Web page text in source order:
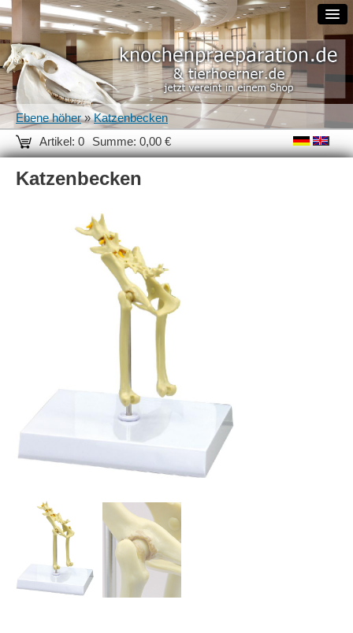
Artikel: 0 Summe: 0,00 €
Ebene höher»Katzenbecken
Katzenbecken